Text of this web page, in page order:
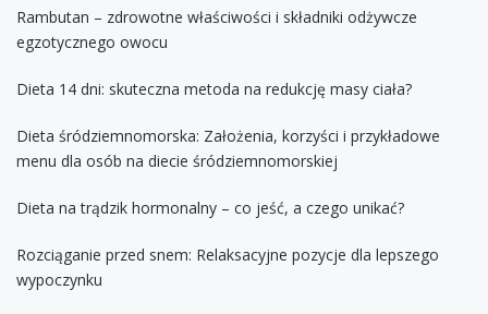
Rambutan – zdrowotne właściwości i składniki odżywcze
egzotycznego owocu
Dieta 14 dni: skuteczna metoda na redukcję masy ciała?
Dieta śródziemnomorska: Założenia, korzyści i przykładowe
menu dla osób na diecie śródziemnomorskiej
Dieta na trądzik hormonalny – co jeść, a czego unikać?
Rozciąganie przed snem: Relaksacyjne pozycje dla lepszego
wypoczynku